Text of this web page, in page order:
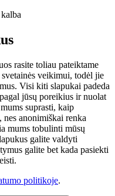
rasite toliau pateiktame
veikimui, todėl jie
Visi kiti slapukai padeda
jūsų poreikius ir nuolat
suprasti, kaip
nes anonimiškai renka
mums tobulinti mūsų
galite valdyti
galite bet kada pasiekti
politikoje.